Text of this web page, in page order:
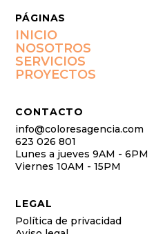
PÁGINAS
INICIO
NOSOTROS
SERVICIOS
PROYECTOS
CONTACTO
info@coloresagencia.com
623 026 801
Lunes a jueves 9AM - 6PM
Viernes 10AM - 15PM
LEGAL
Política de privacidad